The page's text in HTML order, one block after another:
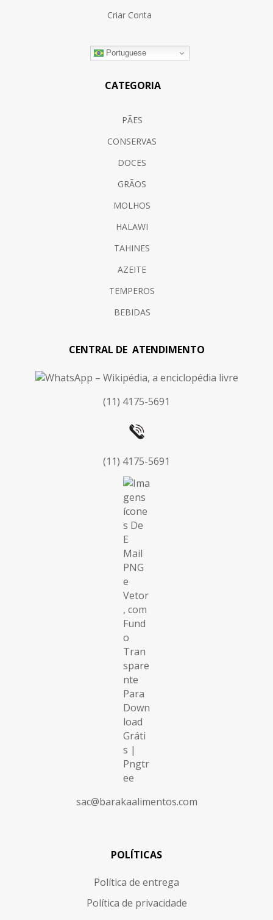
Criar Conta
Portuguese
CATEGORIA
PÃES
CONSERVAS
DOCES
GRÃOS
MOLHOS
HALAWI
TAHINES
AZEITE
TEMPEROS
BEBIDAS
CENTRAL DE ATENDIMENTO
(11) 4175-5691
(11) 4175-5691
sac@barakaalimentos.com
POLÍTICAS
Política de entrega
Política de privacidade